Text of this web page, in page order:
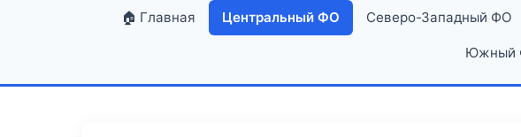
🏠 Главная Центральный ФО Северо-Западный ФО
Южный